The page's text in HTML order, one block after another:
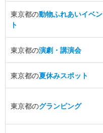
東京都の動物ふれあいイベン
ト
東京都の演劇・講演会
東京都の夏休みスポット
東京都のグランピング